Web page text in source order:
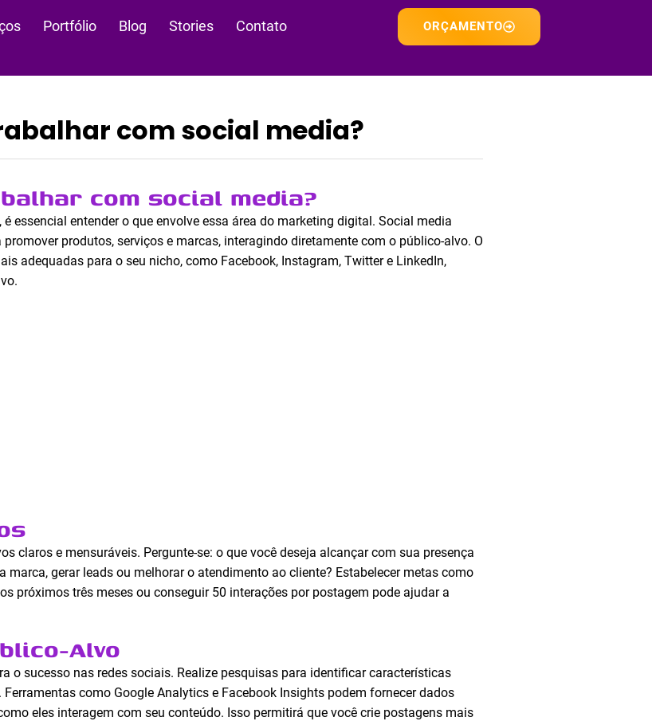
Portfólio Blog Stories Contato ORÇAMENTO
com social media?
com social media?
, é essencial entender o que envolve essa área do marketing digital. Social media
produtos, serviços e marcas, interagindo diretamente com o público-alvo. O
adequadas para o seu nicho, como Facebook, Instagram, Twitter e LinkedIn,
claros e mensuráveis. Pergunte-se: o que você deseja alcançar com sua presença
marca, gerar leads ou melhorar o atendimento ao cliente? Estabelecer metas como
próximos três meses ou conseguir 50 interações por postagem pode ajudar a
Alvo
o sucesso nas redes sociais. Realize pesquisas para identificar características
como Google Analytics e Facebook Insights podem fornecer dados
eles interagem com seu conteúdo. Isso permitirá que você crie postagens mais